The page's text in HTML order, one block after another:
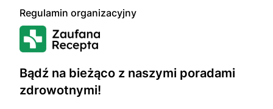
Bądź na bieżąco z naszymi poradami
zdrowotnymi!
Regulamin organizacyjny